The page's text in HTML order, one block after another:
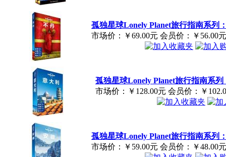
孤独星球Lonely Planet旅行指南系列
市场价：
￥69.00元 会员价： ￥56.00元
孤独星球Lonely Planet旅行指南系列
市场价：
￥128.00元 会员价： ￥
孤独星球Lonely Planet旅行指南系列
市场价：
￥59.00元 会员价： ￥48.00元